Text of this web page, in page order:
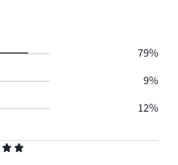
79%
9%
12%